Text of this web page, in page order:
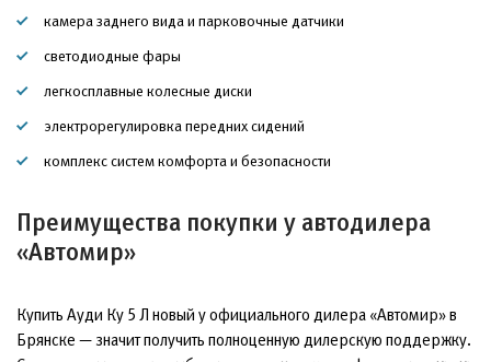
камера заднего вида и парковочные датчики
светодиодные фары
легкосплавные колесные диски
электрорегулировка передних сидений
комплекс систем комфорта и безопасности
Преимущества покупки у автодилера
«Автомир»
Купить Ауди Ку 5 Л новый у официального дилера «Автомир» в
Брянске — значит получить полноценную дилерскую поддержку.